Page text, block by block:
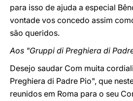
para isso de ajuda a especial
vontade vos concedo assim
são queridos.
Aos "Gruppi di Preghiera di
Desejo saudar Com muita
Preghiera di Padre Pio", que
reunidos em Roma para o seu